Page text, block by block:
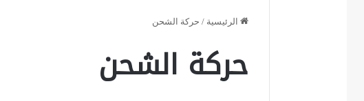
الرئيسية / حركة الشحن
حركة الشحن